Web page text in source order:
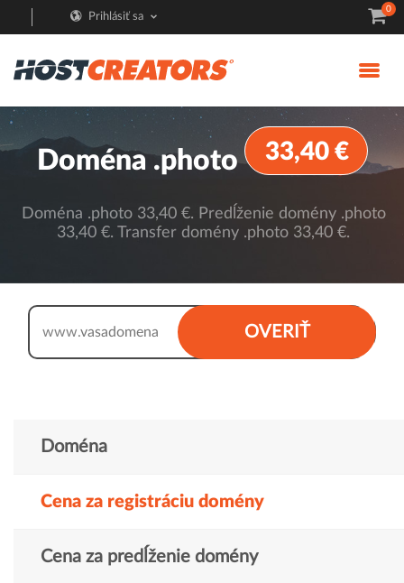
Prihlásiť sa
0
Doména .photo 33,40 €
Doména .photo 33,40 €. Predĺženie domény .photo
33,40 €. Transfer domény .photo 33,40 €.
OVERIŤ
www.
Doména
Cena za registráciu domény
Cena za predĺženie domény